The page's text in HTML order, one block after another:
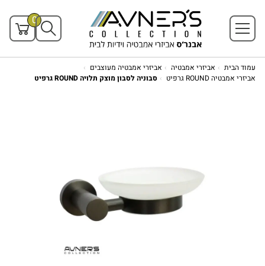
0
עמוד הבית אביזרי אמבטיה
אביזרי אמבטיה מעוצבים
אביזרי אמבטיה ROUND גרפיט
סבוניה לסבון מוצק תלויה ROUND גרפיט